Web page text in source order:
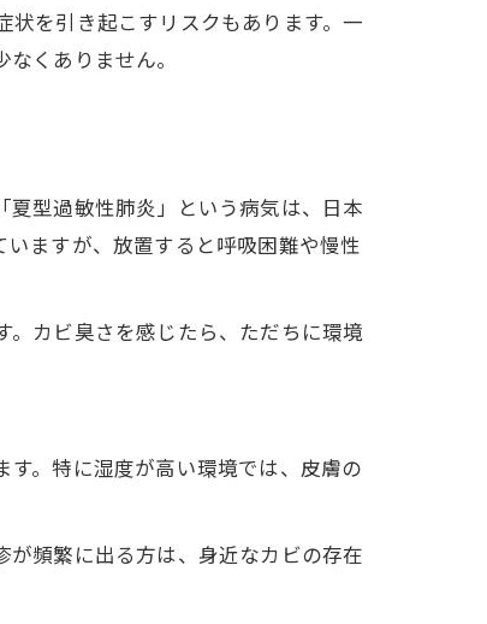
を引き起こすリスクもあります。一
くありません。
型過敏性肺炎」という病気は、日本
ますが、放置すると呼吸困難や慢性
カビ臭さを感じたら、ただちに環境
。特に湿度が高い環境では、皮膚の
頻繁に出る方は、身近なカビの存在